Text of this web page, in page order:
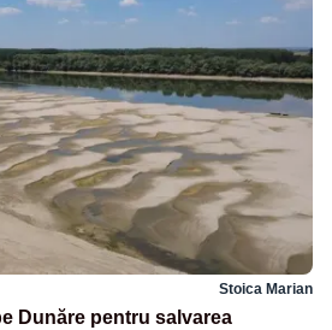
Stoica Marian
Dunăre pentru salvarea